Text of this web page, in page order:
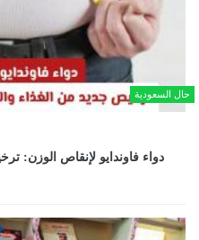
حال السعودية
دواء فاوندايو لإنقاص الوزن: